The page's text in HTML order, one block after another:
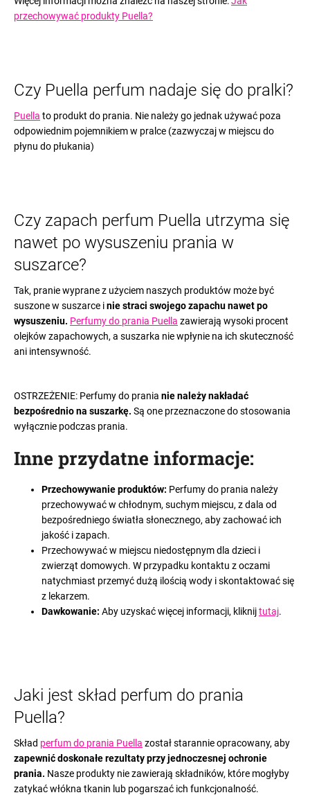
przechowywać produkty Puella?
Czy Puella perfum nadaje się do pralki?
Puella to produkt do prania. Nie należy go jednak używać poza
odpowiednim pojemnikiem w pralce (zazwyczaj w miejscu do
płynu do płukania)
Czy zapach perfum Puella utrzyma się
nawet po wysuszeniu prania w
suszarce?
Tak, pranie wyprane z użyciem naszych produktów może być
suszone w suszarce inie straci swojego zapachu nawet po
wysuszeniu. Perfumy do prania Puella zawierają wysoki procent
olejków zapachowych, a suszarka nie wpłynie na ich skuteczność
ani intensywność.
OSTRZEŻENIE: Perfumy do prania nie należy nakładać
bezpośrednio na suszarkę. Są one przeznaczone do stosowania
wyłącznie podczas prania.
Inne przydatne informacje:
Przechowywanie produktów: Perfumy do prania należy
przechowywać w chłodnym, suchym miejscu, z dala od
bezpośredniego światła słonecznego, aby zachować ich
jakość i zapach.
Przechowywać w miejscu niedostępnym dla dzieci i
zwierząt domowych. W przypadku kontaktu z oczami
natychmiast przemyć dużą ilością wody i skontaktować się
z lekarzem.
Dawkowanie: Aby uzyskać więcej informacji, kliknijtutaj.
Jaki jest skład perfum do prania
Puella?
Skład perfum do prania Puella został starannie opracowany, aby
zapewnić doskonałe rezultaty przy jednoczesnej ochronie
prania. Nasze produkty nie zawierają składników, które mogłyby
zatykać włókna tkanin lub pogarszać ich funkcjonalność.